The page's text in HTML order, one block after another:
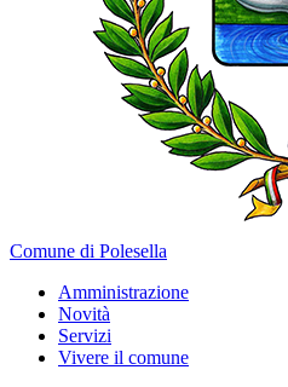
Comune di Polesella
Amministrazione
Novità
Servizi
Vivere il comune